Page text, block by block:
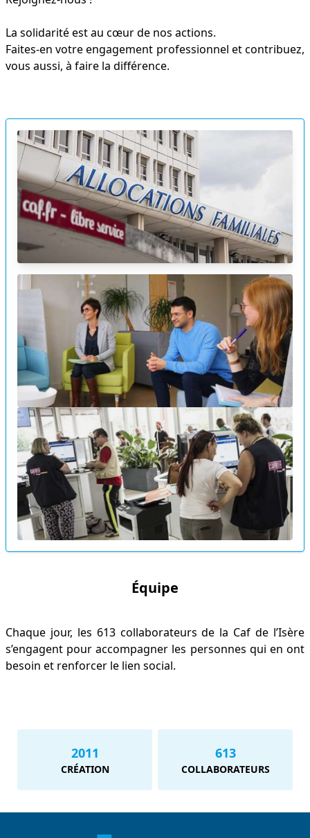
La solidarité est au cœur de nos actions.
Faites-en votre engagement professionnel et contribuez,
vous aussi, à faire la différence.
Équipe
Chaque jour, les 613 collaborateurs de la Caf de l’Isère
s’engagent pour accompagner les personnes qui en ont
besoin et renforcer le lien social.
2011
CRÉATION
613
COLLABORATEURS